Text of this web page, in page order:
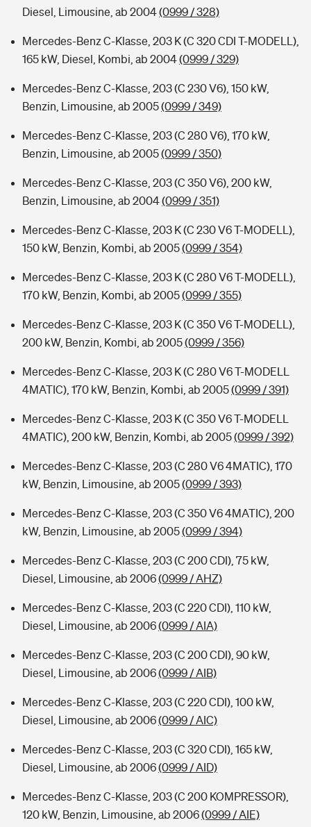
Diesel, Limousine, ab 2004(0999 / 328)
Mercedes-Benz C-Klasse, 203 K (C 320 CDI T-MODELL),
165 kW, Diesel, Kombi, ab 2004(0999 / 329)
Mercedes-Benz C-Klasse, 203 (C 230 V6), 150 kW,
Benzin, Limousine, ab 2005(0999 / 349)
Mercedes-Benz C-Klasse, 203 (C 280 V6), 170 kW,
Benzin, Limousine, ab 2005(0999 / 350)
Mercedes-Benz C-Klasse, 203 (C 350 V6), 200 kW,
Benzin, Limousine, ab 2004(0999 / 351)
Mercedes-Benz C-Klasse, 203 K (C 230 V6 T-MODELL),
150 kW, Benzin, Kombi, ab 2005(0999 / 354)
Mercedes-Benz C-Klasse, 203 K (C 280 V6 T-MODELL),
170 kW, Benzin, Kombi, ab 2005(0999 / 355)
Mercedes-Benz C-Klasse, 203 K (C 350 V6 T-MODELL),
200 kW, Benzin, Kombi, ab 2005(0999 / 356)
Mercedes-Benz C-Klasse, 203 K (C 280 V6 T-MODELL
4MATIC), 170 kW, Benzin, Kombi, ab 2005(0999 / 391)
Mercedes-Benz C-Klasse, 203 K (C 350 V6 T-MODELL
4MATIC), 200 kW, Benzin, Kombi, ab 2005(0999 / 392)
Mercedes-Benz C-Klasse, 203 (C 280 V6 4MATIC), 170
kW, Benzin, Limousine, ab 2005(0999 / 393)
Mercedes-Benz C-Klasse, 203 (C 350 V6 4MATIC), 200
kW, Benzin, Limousine, ab 2005(0999 / 394)
Mercedes-Benz C-Klasse, 203 (C 200 CDI), 75 kW,
Diesel, Limousine, ab 2006(0999 / AHZ)
Mercedes-Benz C-Klasse, 203 (C 220 CDI), 110 kW,
Diesel, Limousine, ab 2006(0999 / AIA)
Mercedes-Benz C-Klasse, 203 (C 200 CDI), 90 kW,
Diesel, Limousine, ab 2006(0999 / AIB)
Mercedes-Benz C-Klasse, 203 (C 220 CDI), 100 kW,
Diesel, Limousine, ab 2006(0999 / AIC)
Mercedes-Benz C-Klasse, 203 (C 320 CDI), 165 kW,
Diesel, Limousine, ab 2006(0999 / AID)
Mercedes-Benz C-Klasse, 203 (C 200 KOMPRESSOR),
120 kW, Benzin, Limousine, ab 2006(0999 / AIE)